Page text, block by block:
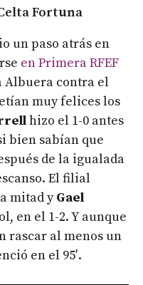
Fortuna
un paso atrás en
en Primera RFEF
Albuera contra el
muy felices los
hizo el 1-0 antes
bien sabían que
de la igualada
El filial
mitad yGael
en el 1-2. Y aunque
rascar al menos un
en el 95′.